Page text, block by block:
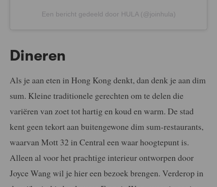
Een bericht gedeeld door HULA (@joinhula)
Dineren
Als je aan eten in Hong Kong denkt, dan denk je aan dim
sum. Kleine traditionele gerechten om te delen die
variëren van zoet tot hartig en koud en warm. De stad
kent geen tekort aan buitengewone dim sum-restaurants,
waarvan Mott 32 in Central een waar hoogtepunt is.
Alleen al voor het prachtige interieur ontworpen door
Joyce Wang wil je hier een bezoek brengen. Verderop in